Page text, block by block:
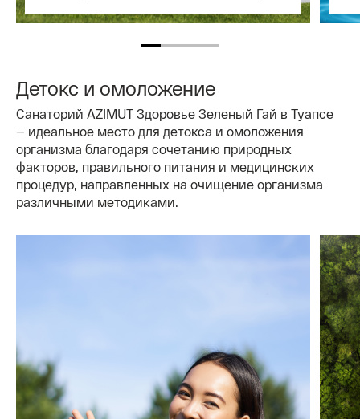
Детокс и омоложение
Санаторий AZIMUT Здоровье Зеленый Гай в Туапсе
— идеальное место для детокса и омоложения
организма благодаря сочетанию природных
факторов, правильного питания и медицинских
процедур, направленных на очищение организма
различными методиками.